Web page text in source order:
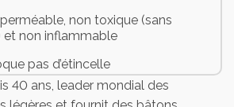
non toxique (sans
et non inflammable
pas d’étincelle
aucune chaleur
40 ans, leader mondial des